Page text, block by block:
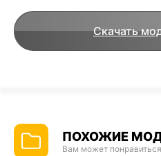
Скачать
ПОХОЖИЕ
Вам может понравиться